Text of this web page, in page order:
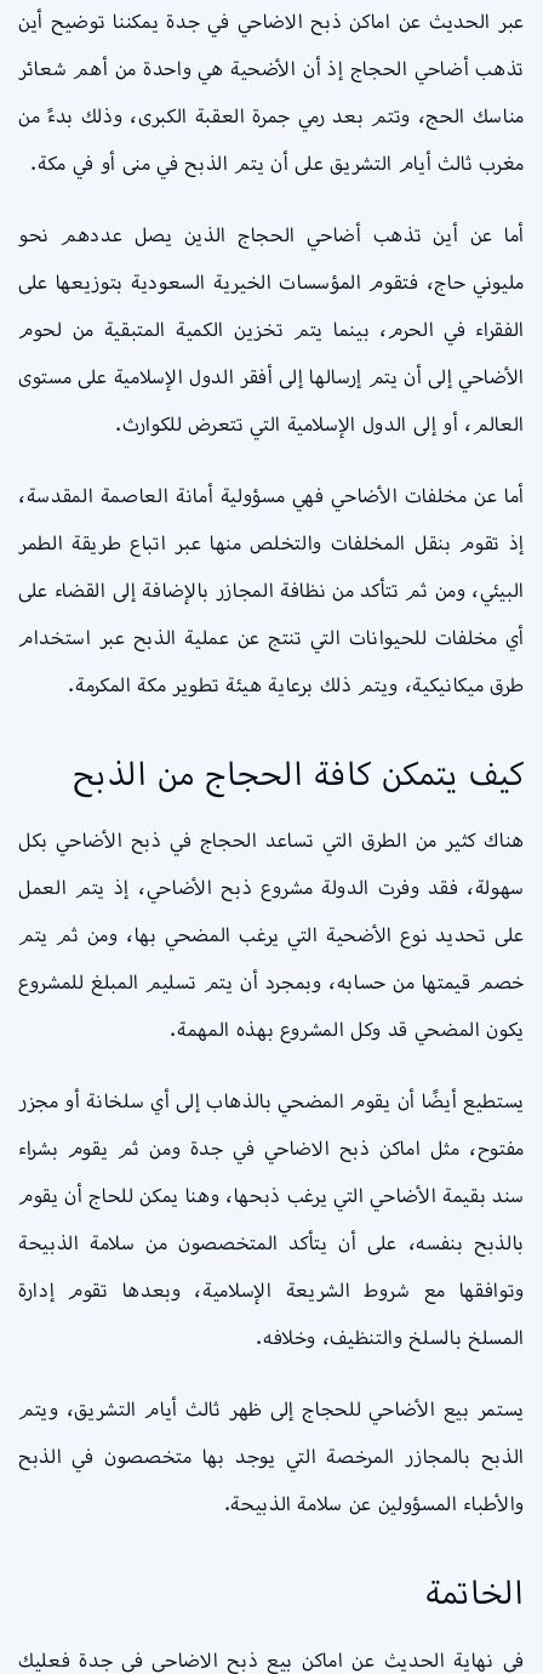
عبر الحديث عن اماكن ذبح الاضاحي في جدة يمكننا توضيح أين
تذهب أضاحي الحجاج إذ أن الأضحية هي واحدة من أهم شعائر
مناسك الحج، وتتم بعد رمي جمرة العقبة الكبرى، وذلك بدءً من
مغرب ثالث أيام التشريق على أن يتم الذبح في منى أو في مكة.
أما عن أين تذهب أضاحي الحجاج الذين يصل عددهم نحو
مليوني حاج، فتقوم المؤسسات الخيرية السعودية بتوزيعها على
الفقراء في الحرم، بينما يتم تخزين الكمية المتبقية من لحوم
الأضاحي إلى أن يتم إرسالها إلى أفقر الدول الإسلامية على مستوى
العالم، أو إلى الدول الإسلامية التي تتعرض للكوارث.
أما عن مخلفات الأضاحي فهي مسؤولية أمانة العاصمة المقدسة،
إذ تقوم بنقل المخلفات والتخلص منها عبر اتباع طريقة الطمر
البيئي، ومن ثم تتأكد من نظافة المجازر بالإضافة إلى القضاء على
أي مخلفات للحيوانات التي تنتج عن عملية الذبح عبر استخدام
طرق ميكانيكية، ويتم ذلك برعاية هيئة تطوير مكة المكرمة.
كيف يتمكن كافة الحجاج من الذبح
هناك كثير من الطرق التي تساعد الحجاج في ذبح الأضاحي بكل
سهولة، فقد وفرت الدولة مشروع ذبح الأضاحي، إذ يتم العمل
على تحديد نوع الأضحية التي يرغب المضحي بها، ومن ثم يتم
خصم قيمتها من حسابه، وبمجرد أن يتم تسليم المبلغ للمشروع
يكون المضحي قد وكل المشروع بهذه المهمة.
يستطيع أيضًا أن يقوم المضحي بالذهاب إلى أي سلخانة أو مجزر
مفتوح، مثل اماكن ذبح الاضاحي في جدة ومن ثم يقوم بشراء
سند بقيمة الأضاحي التي يرغب ذبحها، وهنا يمكن للحاج أن يقوم
بالذبح بنفسه، على أن يتأكد المتخصصون من سلامة الذبيحة
وتوافقها مع شروط الشريعة الإسلامية، وبعدها تقوم إدارة
المسلخ بالسلخ والتنظيف، وخلافه.
يستمر بيع الأضاحي للحجاج إلى ظهر ثالث أيام التشريق، ويتم
الذبح بالمجازر المرخصة التي يوجد بها متخصصون في الذبح
والأطباء المسؤولين عن سلامة الذبيحة.
الخاتمة
في نهاية الحديث عن اماكن بيع ذبح الاضاحي في جدة فعليك